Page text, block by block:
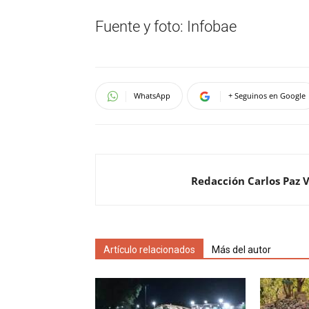
Fuente y foto: Infobae
WhatsApp + Seguinos en Google
Redacción Carlos Paz
Artículo relacionados Más del autor